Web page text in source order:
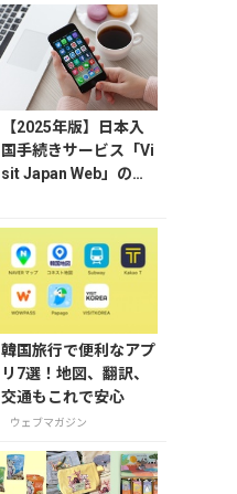
【2025年版】日本入
国手続きサービス「Vi
sit Japan Web」の登
韓国旅行で便利なアプ
リ7選！地図、翻訳、
交通もこれで安心
ウェブマガジン